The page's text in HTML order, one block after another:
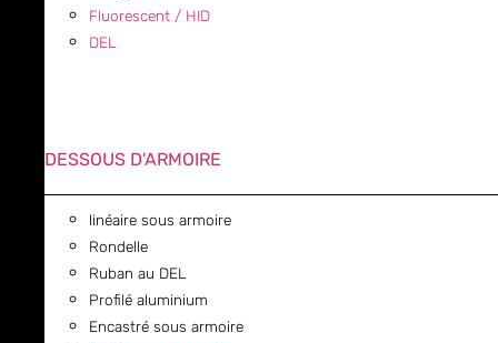
Fluorescent / HID
DEL
DESSOUS D'ARMOIRE
linéaire sous armoire
Rondelle
Ruban au DEL
Profilé aluminium
Encastré sous armoire